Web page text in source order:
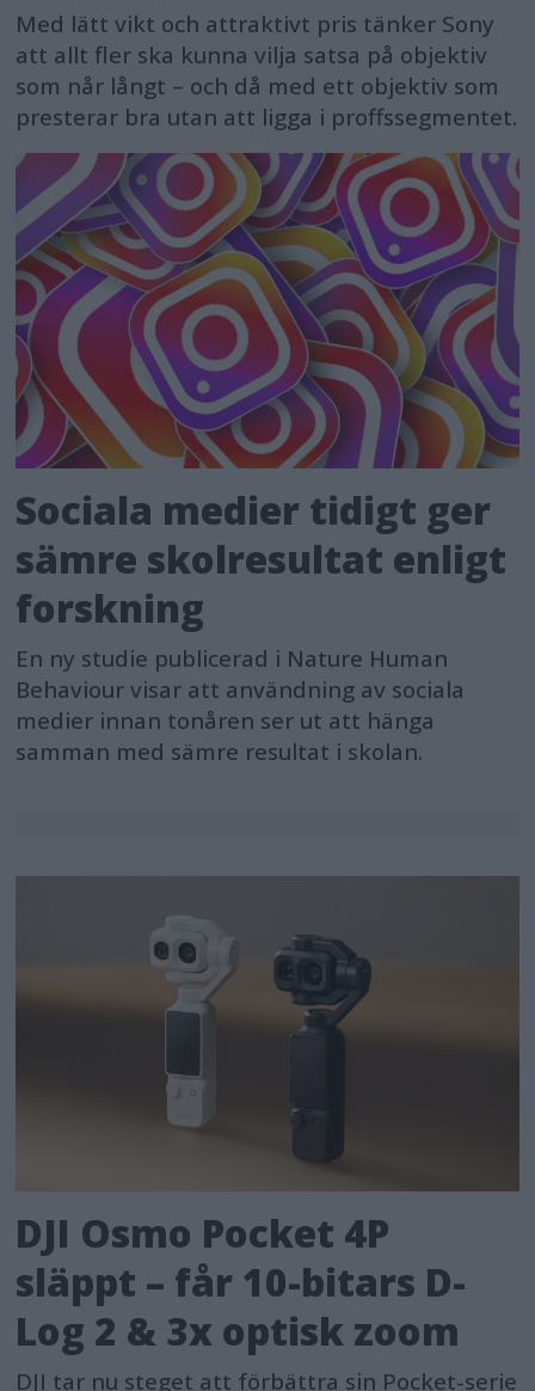
Med lätt vikt och attraktivt pris tänker Sony
att allt fler ska kunna vilja satsa på objektiv
som når långt – och då med ett objektiv som
presterar bra utan att ligga i proffssegmentet.
Sociala medier tidigt ger
sämre skolresultat enligt
forskning
En ny studie publicerad i Nature Human
Behaviour visar att användning av sociala
medier innan tonåren ser ut att hänga
samman med sämre resultat i skolan.
DJI Osmo Pocket 4P
släppt – får 10-bitars D-
Log 2 & 3x optisk zoom
DJI tar nu steget att förbättra sin Pocket-serie